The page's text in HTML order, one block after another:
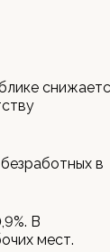
в
В
мест.